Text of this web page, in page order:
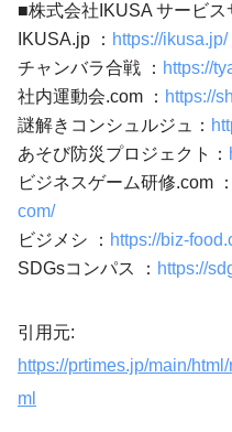
■株式会社IKUSA サービス
IKUSA.jp ： https://ikusa.jp/
チャンバラ合戦 ： https://
社内運動会.com ： https://
謎解きコンシュルジュ：
あそび防災プロジェクト：
ビジネスゲーム研修.com ：
com/
ビジメシ ： https://biz-
SDGsコンパス ： https://
引用元:
https://prtimes.jp/main/
ml